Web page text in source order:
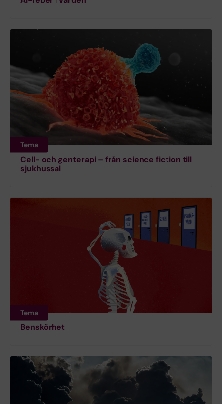
Tema
Cell- och genterapi – från science fiction till
sjukhussal
Tema
Benskörhet